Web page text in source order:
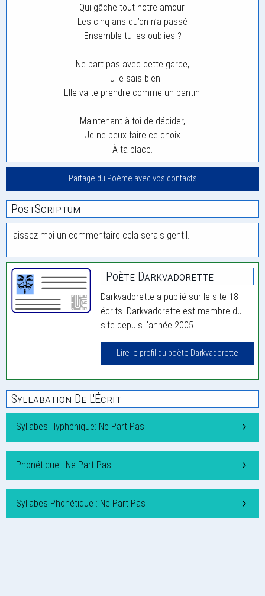
Qui gâche tout notre amour.
Les cinq ans qu’on n’a passé
Ensemble tu les oublies ?
Ne part pas avec cette garce,
Tu le sais bien
Elle va te prendre comme un pantin.
Maintenant à toi de décider,
Je ne peux faire ce choix
À ta place.
Partage du Poème avec vos contacts
PostScriptum
laissez moi un commentaire cela serais gentil.
Poète Darkvadorette
Darkvadorette a publié sur le site 18
écrits. Darkvadorette est membre du
site depuis l'année 2005.
Lire le profil du poète Darkvadorette
Syllabation De L'Écrit
Syllabes Hyphénique: Ne Part Pas
Phonétique : Ne Part Pas
Syllabes Phonétique : Ne Part Pas